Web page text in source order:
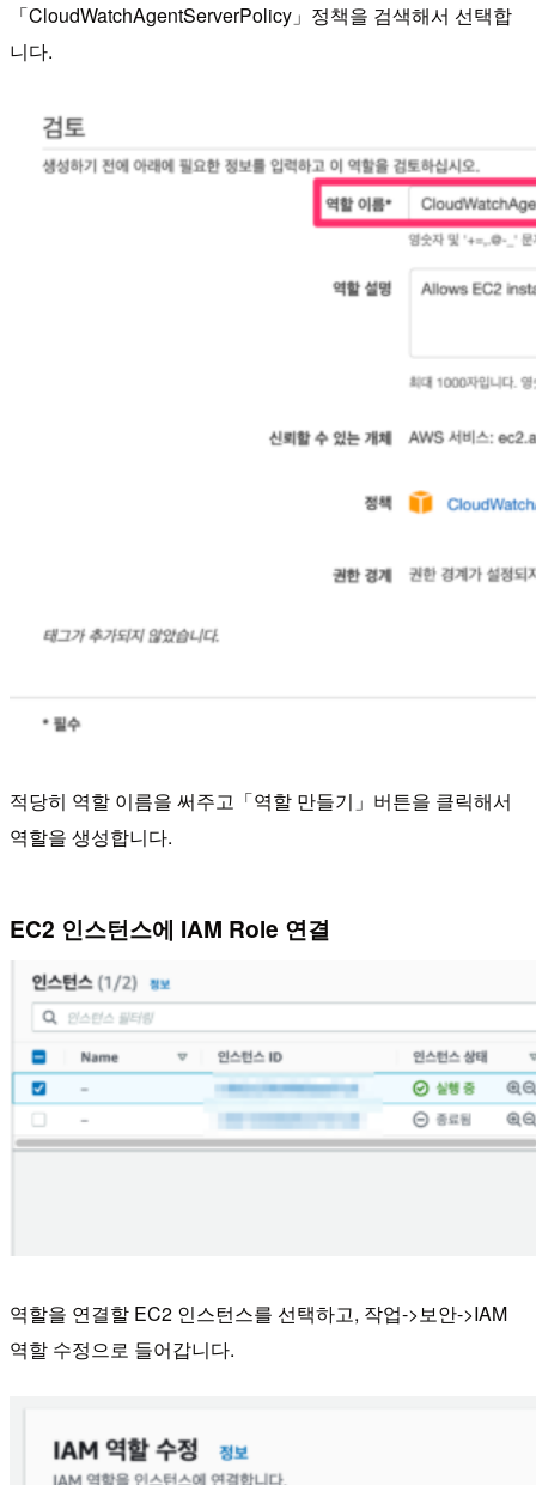
「CloudWatchAgentServerPolicy」정책을 검색해서 선택합
니다.
적당히 역할 이름을 써주고「역할 만들기」버튼을 클릭해서
역할을 생성합니다.
EC2 인스턴스에 IAM Role 연결
역할을 연결할 EC2 인스턴스를 선택하고, 작업->보안->IAM
역할 수정으로 들어갑니다.